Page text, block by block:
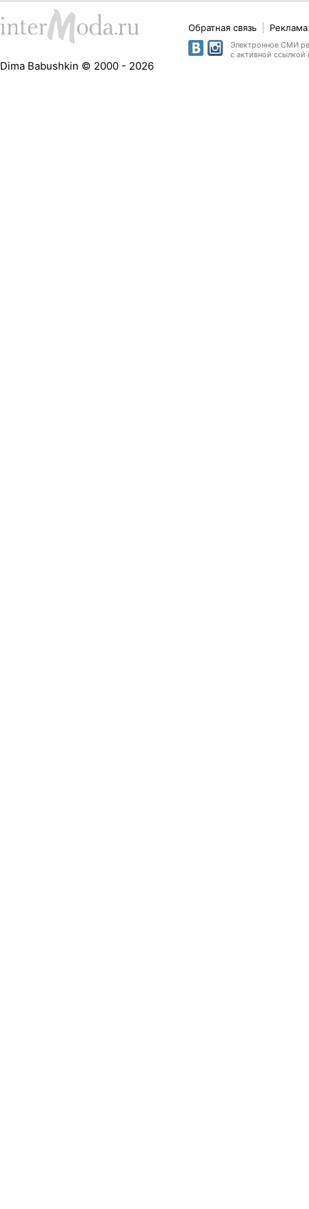
Dima Babushkin © 2000 - 2026
Обратная связь
Электронное СМИ
с активной ссылкой